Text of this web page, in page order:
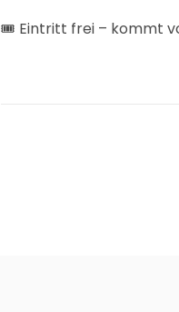
🎟 Eintritt frei – kommt